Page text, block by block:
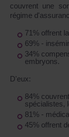
couvrent une
régime
71% offrent
69% -
34%
embryons.
D'eux:
84%
spécialistes,
81% -
45% offrent